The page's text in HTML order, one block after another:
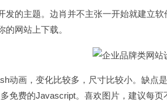
的主题。边肖并不主张一开始就建立软
的网站上下载。
画，变化比较多，尺寸比较小。缺点是
免费的Javascript。喜欢图片，建议每页